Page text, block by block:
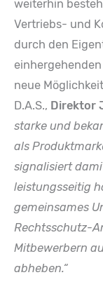
weiterhin
Vertriebs- und
durch den
neue
D.A.S., Direktor
starke und
als
signalisiert
leistungsseitig
gemeinsames
Rechtsschutz-
Mitbewerbern
abheben.“